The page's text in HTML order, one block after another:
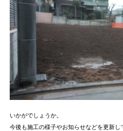
いかがでしょうか。
今後も施工の様子やお知らせなどを更新し